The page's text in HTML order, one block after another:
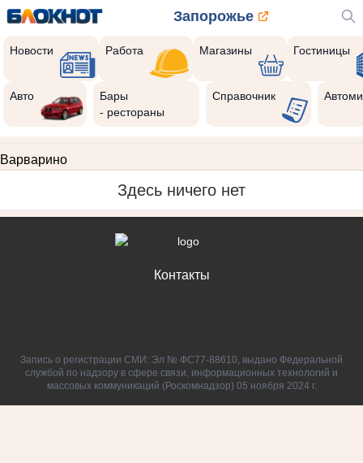
Запорожье
Новости Работа Магазины Гостиницы
Авто
Бары
- рестораны
Справочник
Варварино
Здесь ничего нет
Контакты
Запись о регистрации СМИ: Эл № ФС77-88610, выдано Федеральной
службой по надзору в сфере связи, информационных технологий и
массовых коммуникаций (Роскомнадзор) 05 ноября 2024 г.